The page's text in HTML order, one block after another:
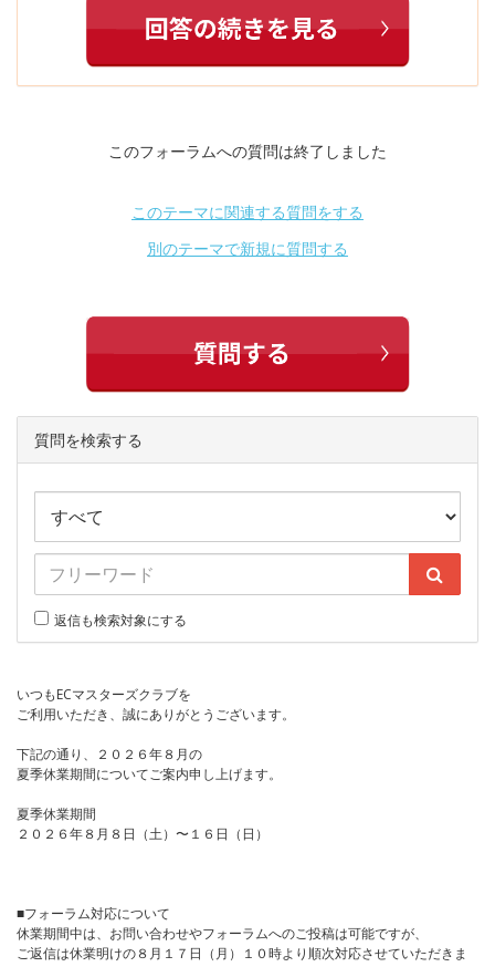
このフォーラムへの質問は終了しました
このテーマに関連する質問をする
別のテーマで新規に質問する
質問を検索する
返信も検索対象にする
いつもECマスターズクラブを
ご利用いただき、誠にありがとうございます。
下記の通り、２０２６年８月の
夏季休業期間についてご案内申し上げます。
夏季休業期間
２０２６年８月８日（土）〜１６日（日）
■フォーラム対応について
休業期間中は、お問い合わせやフォーラムへのご投稿は可能ですが、
ご返信は休業明けの８月１７日（月）１０時より順次対応させていただきま